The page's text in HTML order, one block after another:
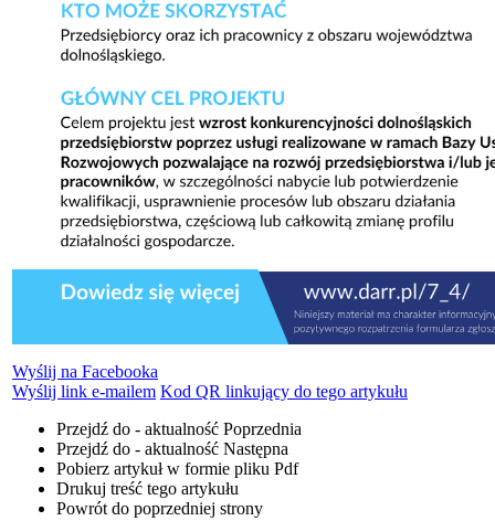
Wyślij na Facebooka
Wyślij link e-mailem Kod QR linkujący do tego artykułu
Przejdź do - aktualność Poprzednia
Przejdź do - aktualność Następna
Pobierz artykuł w formie pliku Pdf
Drukuj treść tego artykułu
Powrót do poprzedniej strony